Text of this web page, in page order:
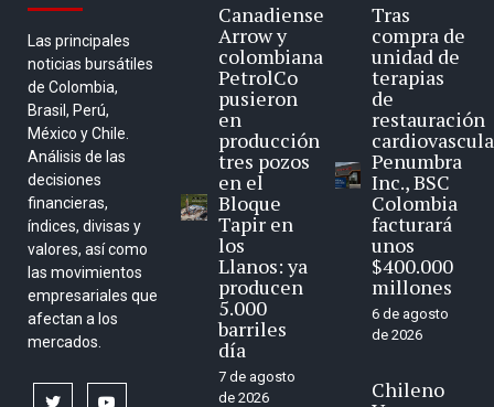
Las principales
noticias bursátiles
de Colombia,
Brasil, Perú,
México y Chile.
Análisis de las
decisiones
financieras,
índices, divisas y
valores, así como
las movimientos
empresariales que
afectan a los
mercados.
twitter
Canadiense
Arrow y
colombiana
PetrolCo
pusieron
en
producción
tres pozos
en el
Bloque
Tapir en
los
Llanos: ya
producen
5.000
barriles
día
7 de agosto
de 2026
Tras
compra de
unidad de
terapias
de
restauración
Penumbra
Inc., BSC
Colombia
facturará
unos
$400.000
millones
6 de agosto
de 2026
Chileno